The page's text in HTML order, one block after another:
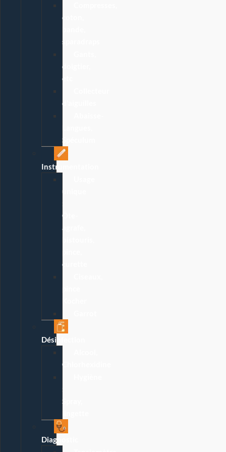
coton,
sparadraps
doigtier,
etc
d’aiguilles
Spéculum
Instrumentation
unique
Ôte-
agrafe,
curette
Désinfection
Chlorhexidine
Spray,
Diagnostic